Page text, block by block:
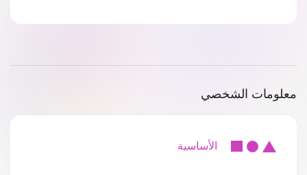
معلومات الشخصي
الأساسية